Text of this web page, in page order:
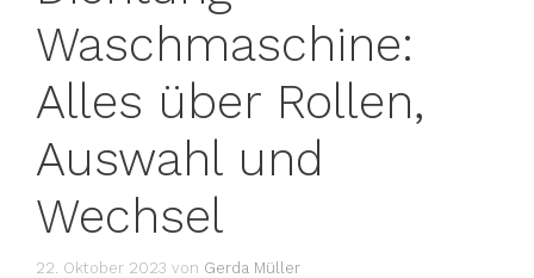
Waschmaschine:
Alles über Rollen,
Auswahl und
Wechsel
22. Oktober 2023 von Gerda Müller